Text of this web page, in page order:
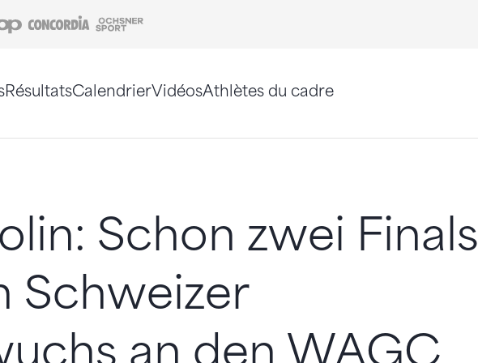
Coop Concordia
RésultatsCalendrierVidéosAthlètes du cadre
Schon zwei Finals
Schweizer
an den WAGC